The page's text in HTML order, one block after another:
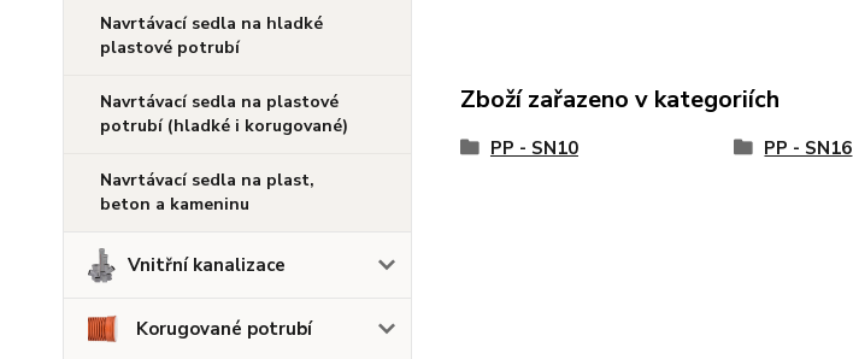
Navrtávací sedla na hladké
plastové potrubí
Navrtávací sedla na plastové
potrubí (hladké i korugované)
Navrtávací sedla na plast,
beton a kameninu
Vnitřní kanalizace
Korugované potrubí
Zboží zařazeno v kategoriích
PP - SN10 PP - SN16